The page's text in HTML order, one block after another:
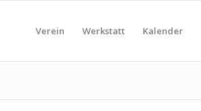
Verein Werkstatt Kalender